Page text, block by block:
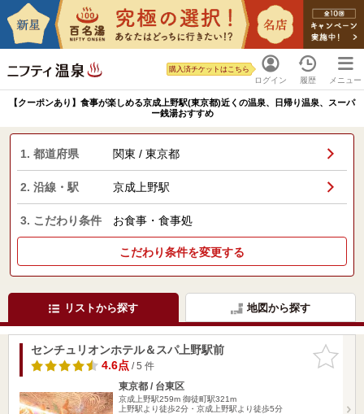
ログイン
購入済チケットはこちら
履歴 メニュー
【クーポンあり】食事が楽しめる京成上野駅(東京都)近くの温泉、日帰り温泉、スーパ
ー銭湯おすすめ
1. 都道府県 関東 / 東京都
2. 沿線・駅 京成上野駅
3. こだわり条件 お食事・食事処
こだわり条件を変更する
リストから探す 地図から探す
お気に入
りに追加
センチュリオンホテル＆スパ上野駅前
4.6点/ 5 件
東京都 / 台東区
京成上野駅259m 御徒町駅321m
上野駅より徒歩2分・京成上野駅より徒歩5分